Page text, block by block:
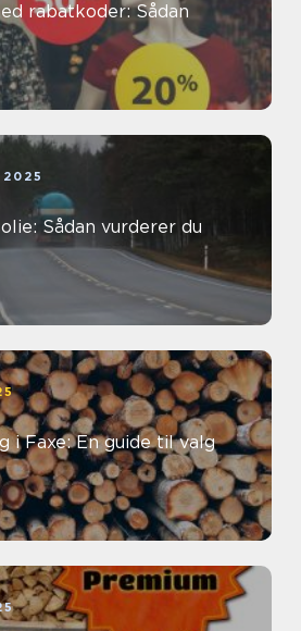
rabatkoder: Sådan
Sådan vurderer du
i Faxe: En guide til valg